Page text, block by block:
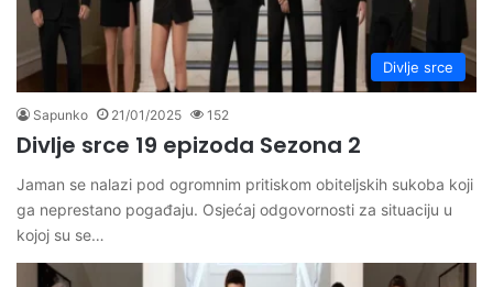
Divlje srce
Sapunko 21/01/2025 152
Divlje srce 19 epizoda Sezona 2
Jaman se nalazi pod ogromnim pritiskom obiteljskih sukoba koji
ga neprestano pogađaju. Osjećaj odgovornosti za situaciju u
kojoj su se…